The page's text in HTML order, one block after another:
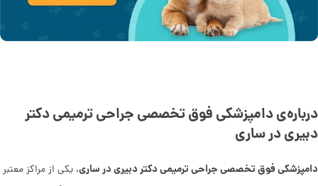
درباره‌ی دامپزشکی فوق تخصصی جراحی ترمیمی دکتر
دبیری در ساری
دامپزشکی فوق تخصصی جراحی ترمیمی دکتر دبیری در ساری، یکی از مراکز معتبر